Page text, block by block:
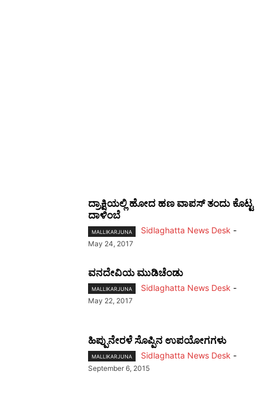
ದ್ರಾಕ್ಷಿಯಲ್ಲಿ ಹೋದ ಹಣ ವಾಪಸ್‌ ತಂದು ಕೊಟ್ಟ
ದಾಳಿಂಬೆ
MALLIKARJUNA Sidlaghatta News Desk -
May 24, 2017
ವನದೇವಿಯ ಮುಡಿಚೆಂಡು
MALLIKARJUNA Sidlaghatta News Desk -
May 22, 2017
ಹಿಪ್ಪುನೇರಳೆ ಸೊಪ್ಪಿನ ಉಪಯೋಗಗಳು
MALLIKARJUNA Sidlaghatta News Desk -
September 6, 2015